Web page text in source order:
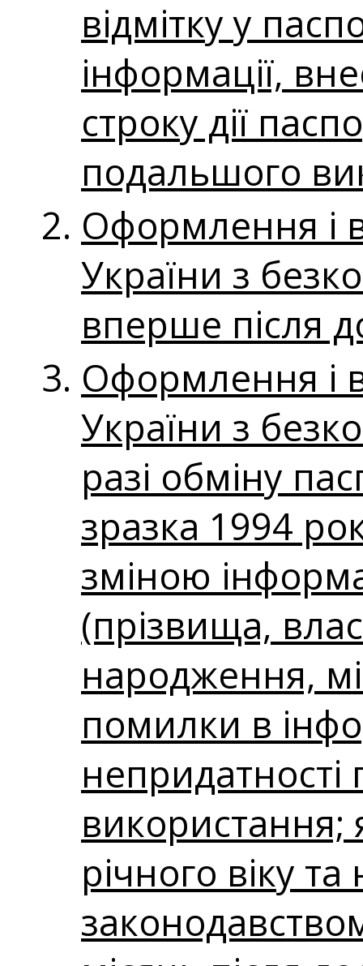
відмітку у
інформації,
строку дії
подальшого
Оформлення і
України з
вперше після
Оформлення і
України з
разі обміну
зразка 1994
зміною
(прізвища,
народження,
помилки в
використання;
річного віку